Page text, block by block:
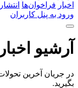
اخبار فراخوان‌ها
ورود به پنل کاربران
آرشیو
در جریان آخرین
بگیرید.